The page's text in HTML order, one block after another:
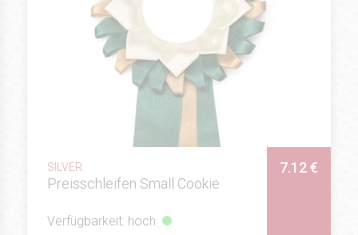
SILVER
Preisschleifen Small Cookie
7.12 €
Verfügbarkeit: hoch